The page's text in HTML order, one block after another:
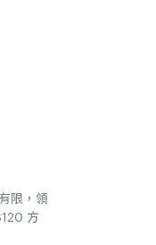
限，領
方